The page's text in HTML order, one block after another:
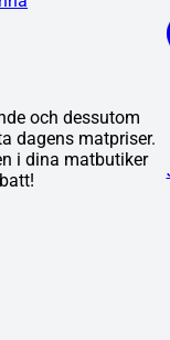
och dessutom
dagens matpriser.
i dina matbutiker